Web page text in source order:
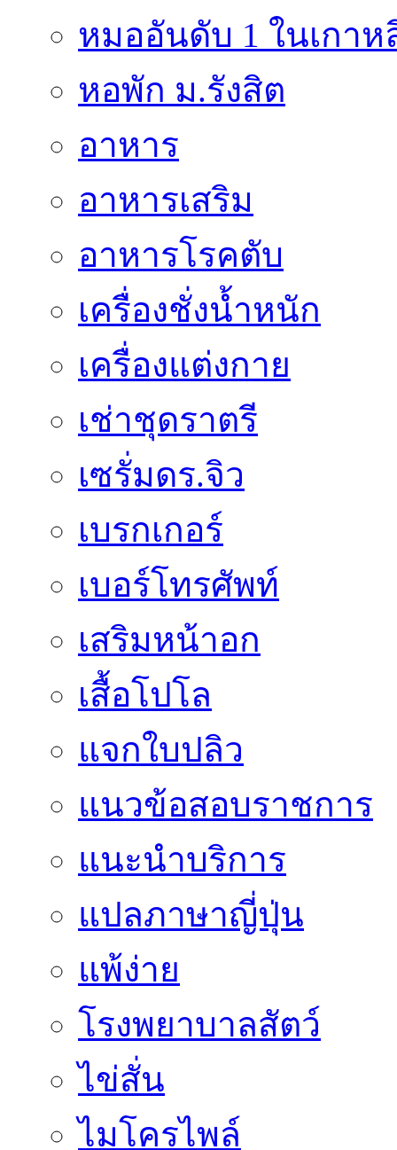
หมออันดับ 1 ในเกาห
หอพัก ม.รังสิต
อาหาร
อาหารเสริม
อาหารโรคตับ
เครื่องชั่งน้ำหนัก
เครื่องแต่งกาย
เช่าชุดราตรี
เซรั่มดร.จิว
เบรกเกอร์
เบอร์โทรศัพท์
เสริมหน้าอก
เสื้อโปโล
แจกใบปลิว
แนวข้อสอบราชการ
แนะนำบริการ
แปลภาษาญี่ปุ่น
แพ้ง่าย
โรงพยาบาลสัตว์
ไข่สั่น
ไมโครไพล์